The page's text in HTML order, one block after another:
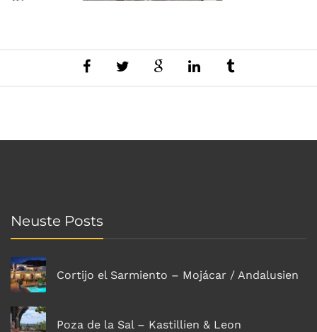
Neuste Posts
Cortijo el Sarmiento – Mojácar / Andalusien
Poza de la Sal – Kastillien & Leon